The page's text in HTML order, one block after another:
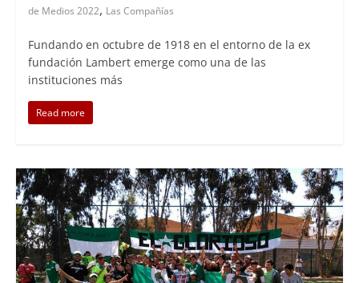
de Medios 2022, Las Compañías
Fundando en octubre de 1918 en el entorno de la ex
fundación Lambert emerge como una de las
instituciones más
Read more